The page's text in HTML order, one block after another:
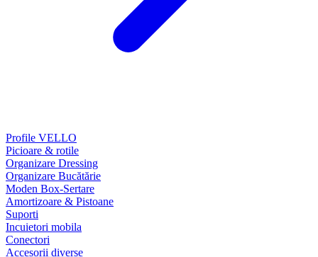
Profile VELLO
Picioare & rotile
Organizare Dressing
Organizare Bucătărie
Moden Box-Sertare
Amortizoare & Pistoane
Suporti
Incuietori mobila
Conectori
Accesorii diverse